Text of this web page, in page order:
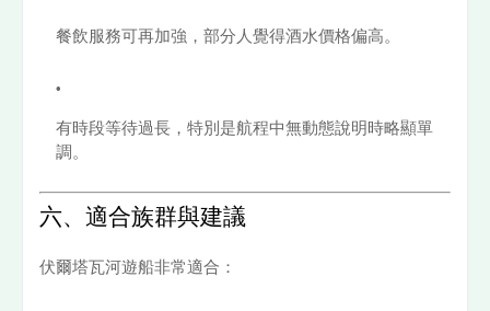
餐飲服務可再加強，部分人覺得酒水價格偏高。
有時段等待過長，特別是航程中無動態說明時略顯單
調。
六、適合族群與建議
伏爾塔瓦河遊船非常適合：